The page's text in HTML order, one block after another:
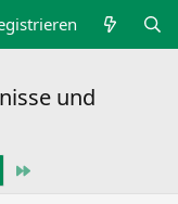
und